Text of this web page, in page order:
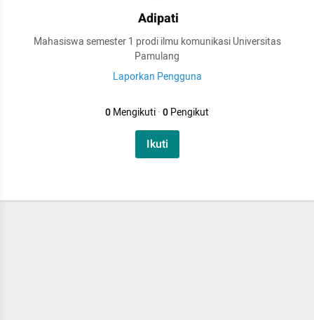
Adipati
Mahasiswa semester 1 prodi ilmu komunikasi Universitas
Pamulang
Laporkan Pengguna
0Mengikuti·0Pengikut
Ikuti